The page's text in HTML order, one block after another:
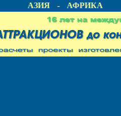
- АЗИЯ - АФРИКА